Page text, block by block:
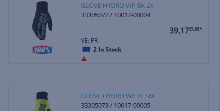
GLOVE HYDRO WP BK 2X
33305072 / 10017-00004
39,17EUR*
VE: PR
2 In Stock
GLOVE HYDRO WP YL SM
33305073 / 10017-00005